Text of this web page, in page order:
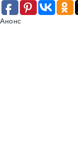
Анонс